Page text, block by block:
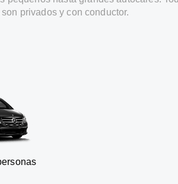
privados y con conductor.
SUV -